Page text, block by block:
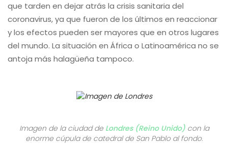
que tarden en dejar atrás la crisis sanitaria del
coronavirus, ya que fueron de los últimos en reaccionar
y los efectos pueden ser mayores que en otros lugares
del mundo. La situación en África o Latinoamérica no se
antoja más halagüeña tampoco.
Imagen de la ciudad de Londres (Reino Unido)con la
enorme cúpula de catedral de San Pablo al fondo.